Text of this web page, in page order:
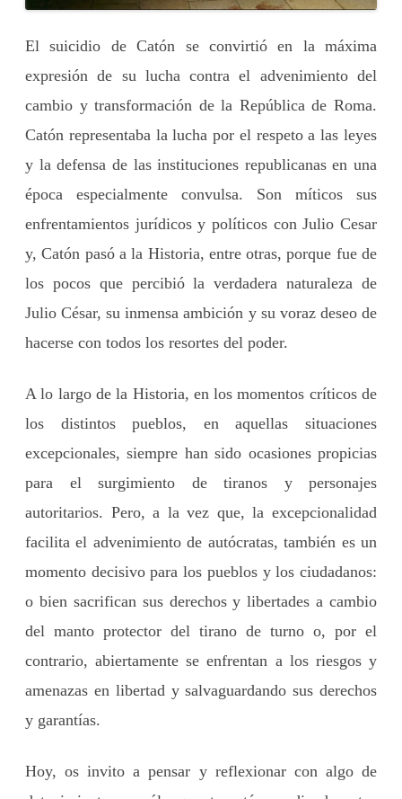
El suicidio de Catón se convirtió en la máxima
expresión de su lucha contra el advenimiento del
cambio y transformación de la República de Roma.
Catón representaba la lucha por el respeto a las leyes
y la defensa de las instituciones republicanas en una
época especialmente convulsa. Son míticos sus
enfrentamientos jurídicos y políticos con Julio Cesar
y, Catón pasó a la Historia, entre otras, porque fue de
los pocos que percibió la verdadera naturaleza de
Julio César, su inmensa ambición y su voraz deseo de
hacerse con todos los resortes del poder.
A lo largo de la Historia, en los momentos críticos de
los distintos pueblos, en aquellas situaciones
excepcionales, siempre han sido ocasiones propicias
para el surgimiento de tiranos y personajes
autoritarios. Pero, a la vez que, la excepcionalidad
facilita el advenimiento de autócratas, también es un
momento decisivo para los pueblos y los ciudadanos:
o bien sacrifican sus derechos y libertades a cambio
del manto protector del tirano de turno o, por el
contrario, abiertamente se enfrentan a los riesgos y
amenazas en libertad y salvaguardando sus derechos
y garantías.
Hoy, os invito a pensar y reflexionar con algo de